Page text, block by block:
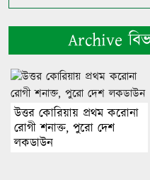
Archive
উত্তর কোরিয়ায় প্রথম করোনা
রোগী শনাক্ত, পুরো দেশ
লকডাউন